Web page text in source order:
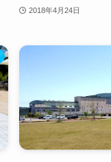
2018年4月24日